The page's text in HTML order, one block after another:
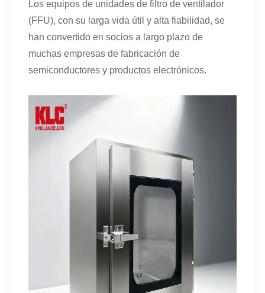
Los equipos de unidades de filtro de ventilador
(FFU), con su larga vida útil y alta fiabilidad, se
han convertido en socios a largo plazo de
muchas empresas de fabricación de
semiconductores y productos electrónicos.